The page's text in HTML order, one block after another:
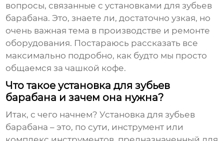
вопросы, связанные сустановками для зубьев
барабана. Это, знаете ли, достаточно узкая, но
очень важная тема в производстве и ремонте
оборудования. Постараюсь рассказать все
максимально подробно, как будто мы просто
общаемся за чашкой кофе.
Что такое установка для зубьев
барабана и зачем она нужна?
Итак, с чего начнем?Установка для зубьев
барабана – это, по сути, инструмент или